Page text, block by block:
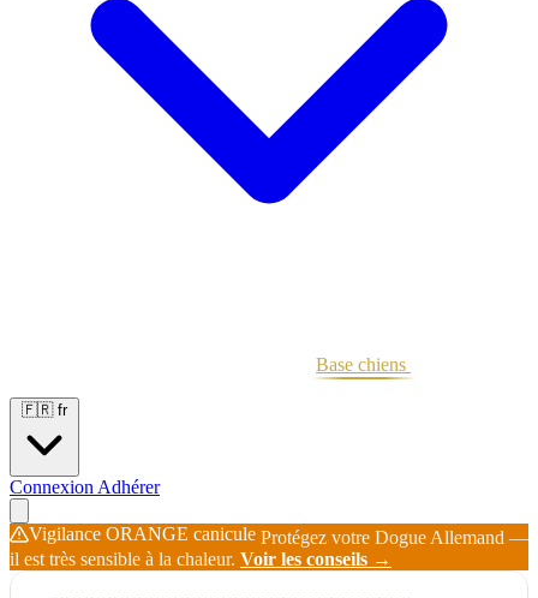
Base chiens
🇫🇷 fr
Connexion Adhérer
Vigilance ORANGE canicule Protégez votre Dogue Allemand —
il est très sensible à la chaleur. Voir les conseils →